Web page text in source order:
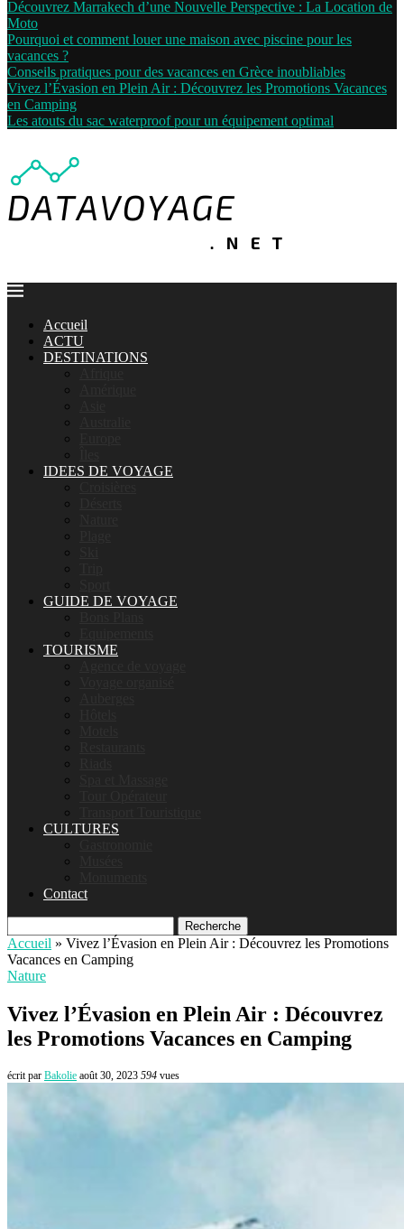
Découvrez Marrakech d’une Nouvelle Perspective : La Location de
Moto
Pourquoi et comment louer une maison avec piscine pour les
vacances ?
Conseils pratiques pour des vacances en Grèce inoubliables
Vivez l’Évasion en Plein Air : Découvrez les Promotions Vacances
en Camping
Les atouts du sac waterproof pour un équipement optimal
Accueil
ACTU
DESTINATIONS
IDEES DE VOYAGE
GUIDE DE VOYAGE
TOURISME
CULTURES
Contact
Recherche
Accueil » Vivez l’Évasion en Plein Air : Découvrez les Promotions
Vacances en Camping
Nature
Vivez l’Évasion en Plein Air : Découvrez
les Promotions Vacances en Camping
écrit par Bakolie août 30, 2023 594 vues